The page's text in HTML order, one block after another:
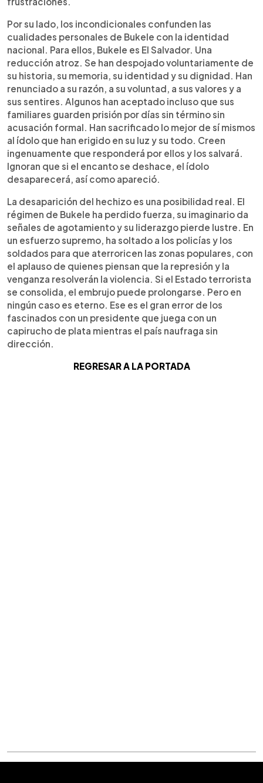
Por su lado, los incondicionales confunden las
cualidades personales de Bukele con la identidad
nacional. Para ellos, Bukele es El Salvador. Una
reducción atroz. Se han despojado voluntariamente de
su historia, su memoria, su identidad y su dignidad. Han
renunciado a su razón, a su voluntad, a sus valores y a
sus sentires. Algunos han aceptado incluso que sus
familiares guarden prisión por días sin término sin
acusación formal. Han sacrificado lo mejor de sí mismos
al ídolo que han erigido en su luz y su todo. Creen
ingenuamente que responderá por ellos y los salvará.
Ignoran que si el encanto se deshace, el ídolo
desaparecerá, así como apareció.
La desaparición del hechizo es una posibilidad real. El
régimen de Bukele ha perdido fuerza, su imaginario da
señales de agotamiento y su liderazgo pierde lustre. En
un esfuerzo supremo, ha soltado a los policías y los
soldados para que aterroricen las zonas populares, con
el aplauso de quienes piensan que la represión y la
venganza resolverán la violencia. Si el Estado terrorista
se consolida, el embrujo puede prolongarse. Pero en
ningún caso es eterno. Ese es el gran error de los
fascinados con un presidente que juega con un
capirucho de plata mientras el país naufraga sin
dirección.
REGRESAR A LA PORTADA